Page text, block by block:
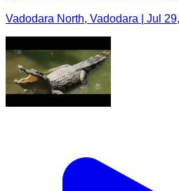
Vadodara North, Vadodara | Jul